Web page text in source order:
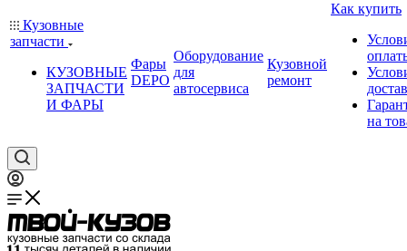
Кузовные
запчасти
КУЗОВНЫЕ
ЗАПЧАСТИ
И ФАРЫ
Фары
DEPO
Оборудование
для
автосервиса
Кузовной
ремонт
Как купить
на